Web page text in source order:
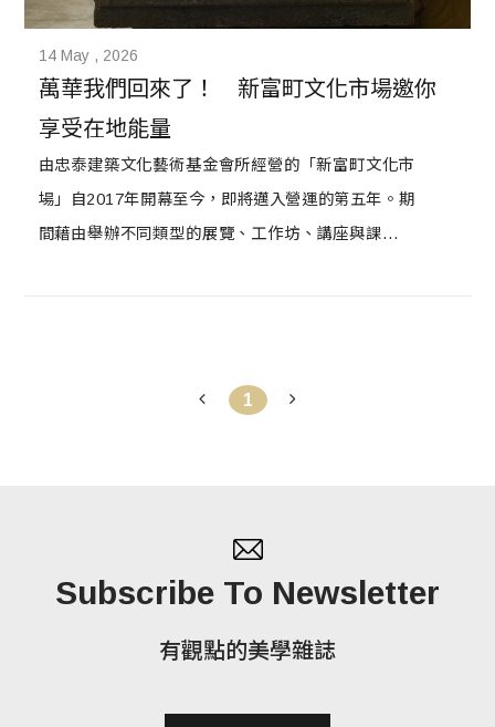
14 May , 2026
萬華我們回來了！　新富町文化市場邀你
享受在地能量
由忠泰建築文化藝術基金會所經營的「新富町文化市
場」自2017年開幕至今，即將邁入營運的第五年。期
間藉由舉辦不同類型的展覽、工作坊、講座與課程，
經數月的低潮震盪開始回溫後，忠泰基金會重振旗鼓
1
Subscribe To Newsletter
有觀點的美學雜誌